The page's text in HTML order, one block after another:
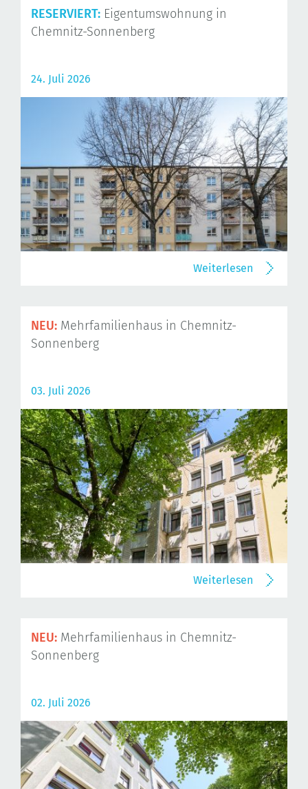
RESERVIERT: Eigentumswohnung in
Chemnitz-Sonnenberg
24. Juli 2026
Weiterlesen
NEU: Mehrfamilienhaus in Chemnitz-
Sonnenberg
03. Juli 2026
Weiterlesen
NEU: Mehrfamilienhaus in Chemnitz-
Sonnenberg
02. Juli 2026